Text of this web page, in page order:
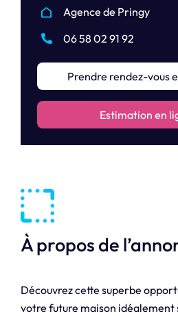
Agence de Pringy
06 58 02 91 92
Prendre rendez-vous
Estimation en
À propos de
Découvrez cette superbe
votre future maison idéalement